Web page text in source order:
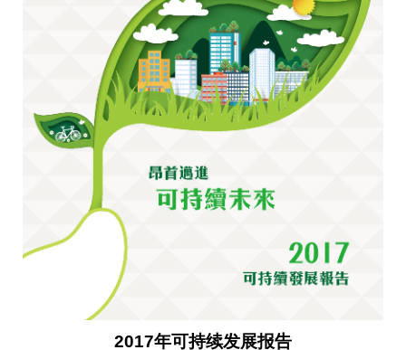
2017年可持续发展报告